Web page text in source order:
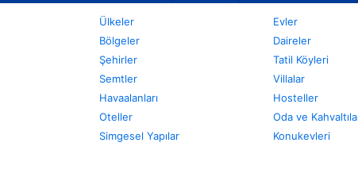
Ülkeler
Bölgeler
Şehirler
Semtler
Havaalanları
Oteller
Simgesel Yapılar
Evler
Daireler
Tatil Köyleri
Villalar
Hosteller
Oda ve
Konukevleri